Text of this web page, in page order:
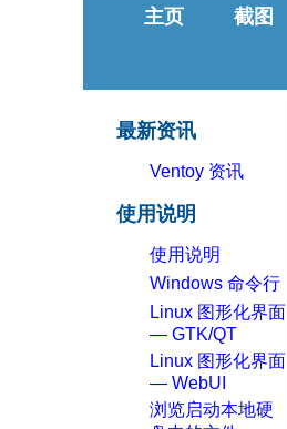
主页 截图
最新资讯
Ventoy 资讯
使用说明
使用说明
Windows 命令行
Linux 图形化界面
— GTK/QT
Linux 图形化界面
— WebUI
浏览启动本地硬